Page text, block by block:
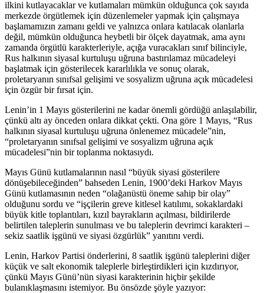
ilkini kutlayacaklar ve kutlamaları mümkün olduğunca çok sayıda
merkezde örgütlemek için düzenlemeler yapmak için çalışmaya
başlamamızın zamanı geldi ve yalnızca onlara katılacak olanlarla
değil, mümkün olduğunca heybetli bir ölçek dayatmak, ama aynı
zamanda örgütlü karakterleriyle, açığa vuracakları sınıf bilinciyle,
Rus halkının siyasal kurtuluşu uğruna bastırılamaz mücadeleyi
başlatmak için gösterilecek kararlılıkla ve sonuç olarak,
proletaryanın sınıfsal gelişimi ve sosyalizm uğruna açık mücadelesi
için özgür bir fırsat için.
Lenin’in 1 Mayıs gösterilerini ne kadar önemli gördüğü anlaşılabilir,
çünkü altı ay önceden onlara dikkat çekti. Ona göre 1 Mayıs, “Rus
halkının siyasal kurtuluşu uğruna önlenemez mücadele”nin,
“proletaryanın sınıfsal gelişimi ve sosyalizm uğruna açık
mücadelesi”nin bir toplanma noktasıydı.
Mayıs Günü kutlamalarının nasıl “büyük siyasi gösterilere
dönüşebileceğinden” bahseden Lenin, 1900’deki Harkov Mayıs
Günü kutlamasının neden “olağanüstü öneme sahip bir olay”
olduğunu sordu ve “işçilerin greve kitlesel katılımı, sokaklardaki
büyük kitle toplantıları, kızıl bayrakların açılması, bildirilerde
belirtilen taleplerin sunulması ve bu taleplerin devrimci karakteri –
sekiz saatlik işgünü ve siyasi özgürlük” yanıtını verdi.
Lenin, Harkov Partisi önderlerini, 8 saatlik işgünü taleplerini diğer
küçük ve salt ekonomik taleplerle birleştirdikleri için kızdırıyor,
çünkü Mayıs Günü’nün siyasi karakterinin hiçbir şekilde
bulanıklaşmasını istemiyor. Bu önsözde şöyle yazıyor: